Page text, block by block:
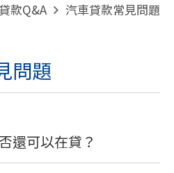
款Q&A 汽車貸款常見問題
問題
還可以在貸？